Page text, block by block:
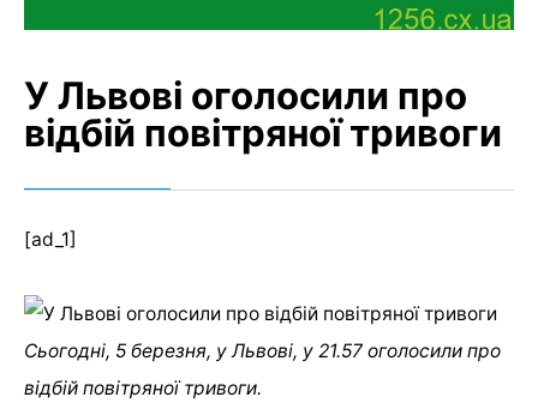
У Львові оголосили про
відбій повітряної тривоги
[ad_1]
Сьогодні, 5 березня, у Львові, у 21.57 оголосили про
відбій повітряної тривоги.